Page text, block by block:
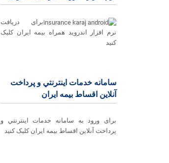
برای دریافت
نرم افزار اندروید همراه بیمه ایران کلیک
کنید
سامانه خدمات اينترنتي و پرداخت
آنلاین اقساط بيمه ايران
برای ورود به سامانه خدمات اينترنتي و
پرداخت آنلاین اقساط بيمه ايران کلیک کنید